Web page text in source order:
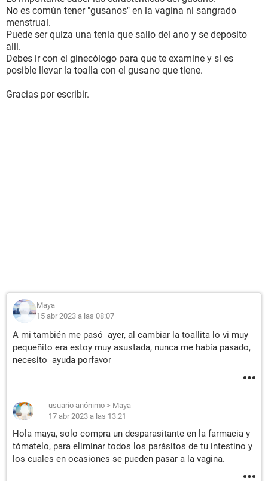
No es común tener "gusanos" en la vagina ni sangrado
menstrual.
Puede ser quiza una tenia que salio del ano y se deposito
alli.
Debes ir con el ginecólogo para que te examine y si es
posible llevar la toalla con el gusano que tiene.
Gracias por escribir.
Maya
15 abr 2023 a las 08:07
A mi también me pasó ayer, al cambiar la toallita lo vi muy
pequeñito era estoy muy asustada, nunca me había pasado,
necesito ayuda porfavor
usuario anónimo > Maya
17 abr 2023 a las 13:21
Hola maya, solo compra un desparasitante en la farmacia y
tómatelo, para eliminar todos los parásitos de tu intestino y
los cuales en ocasiones se pueden pasar a la vagina.